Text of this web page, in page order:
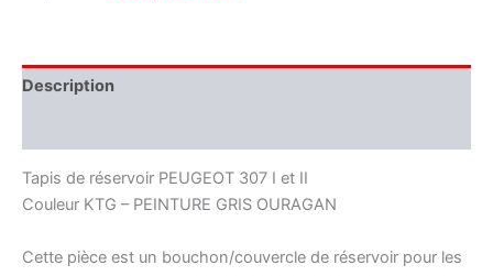
151799
Description
Tapis de réservoir PEUGEOT 307 I et II
Couleur KTG – PEINTURE GRIS OURAGAN
Cette pièce est un bouchon/couvercle de réservoir pour les